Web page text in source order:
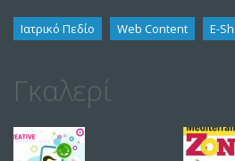
Ιατρικό Πεδίο Web Content E-
Γκαλερί